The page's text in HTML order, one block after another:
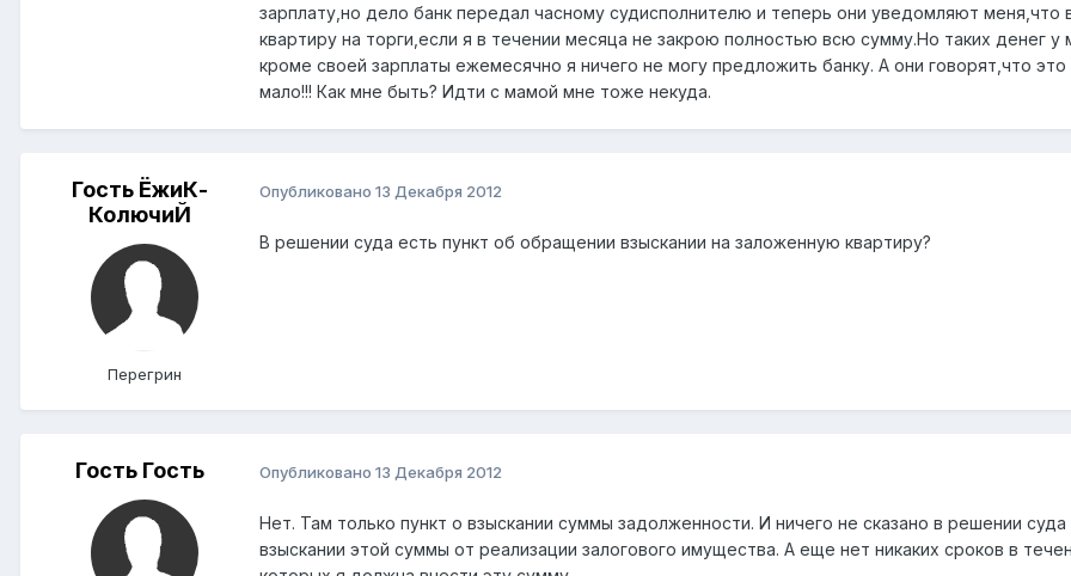
зарплату,но дело банк передал часному судисполнителю и теперь они уведомляют меня,что
квартиру на торги,если я в течении месяца не закрою полностью всю сумму.Но таких денег у
кроме своей зарплаты ежемесячно я ничего не могу предложить банку. А они говорят,что
мало!!! Как мне быть? Идти с мамой мне тоже некуда.
Гость ЁжиК-
КолючиЙ
Перегрин
Опубликовано 13 Декабря 2012
В решении суда есть пункт об обращении взыскании на заложенную квартиру?
Гость Гость Опубликовано 13 Декабря 2012
Нет. Там только пункт о взыскании суммы задолженности. И ничего не сказано в решении суда
взыскании этой суммы от реализации залогового имущества. А еще нет никаких сроков в